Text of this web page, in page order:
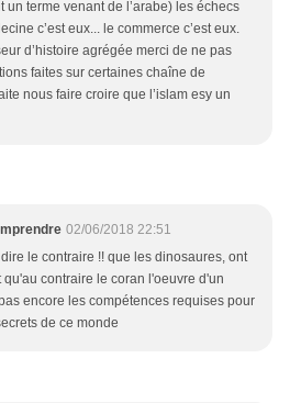
un terme venant de l’arabe) les échecs
c’est eux... le commerce c’est eux.
d’histoire agrégée merci de ne pas
faites sur certaines chaîne de
nous faire croire que l’islam esy un
02/06/2018 22:51
le contraire !! que les dinosaures, ont
qu'au contraire le coran l'oeuvre d'un
encore les compétences requises pour
de ce monde